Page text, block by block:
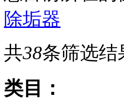
除垢器
共38条筛选结
类目：